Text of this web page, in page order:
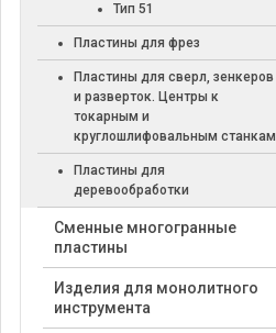
Тип 51
Пластины для фрез
Пластины для сверл, зенкеров
и разверток. Центры к
токарным и
круглошлифовальным станкам
Пластины для
деревообработки
Cменные многогранные
пластины
Изделия для монолитного
инструмента